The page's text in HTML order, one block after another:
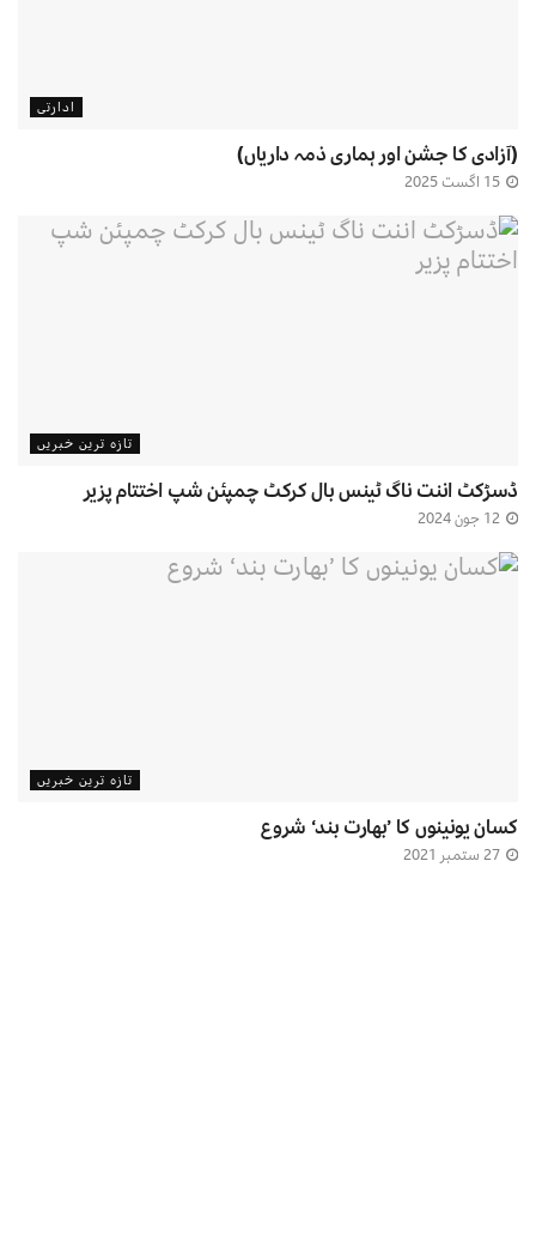
ادارتی
(آزادی کا جشن اور ہماری ذمہ داریاں)
تازہ ترین خبریں
ڈسڑکٹ اننت ناگ ٹینس بال کرکٹ چمپئن شپ اختتام پزیر
تازہ ترین خبریں
کسان یونینوں کا ’بھارت بند‘ شروع